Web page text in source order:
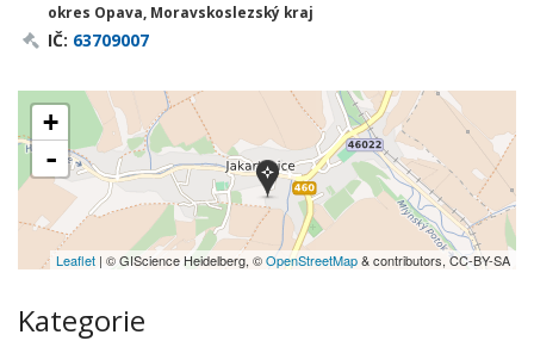
okres Opava, Moravskoslezský kraj
IČ: 63709007
+
-
Leaflet | © GIScience Heidelberg, ©OpenStreetMap& contributors, CC-BY-SA
Kategorie